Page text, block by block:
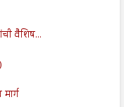
वैशिष...